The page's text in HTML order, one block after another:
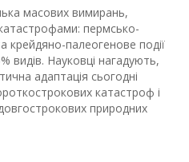
масових вимирань,
пермсько-
крейдяно-палеогенове події
видів. Науковці нагадують,
адаптація сьогодні
катастроф і
природних